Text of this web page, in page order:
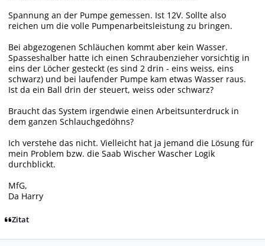
Spannung an der Pumpe gemessen. Ist 12V. Sollte also
reichen um die volle Pumpenarbeitsleistung zu bringen.
Bei abgezogenen Schläuchen kommt aber kein Wasser.
Spasseshalber hatte ich einen Schraubenzieher vorsichtig in
eins der Löcher gesteckt (es sind 2 drin - eins weiss, eins
schwarz) und bei laufender Pumpe kam etwas Wasser raus.
Ist da ein Ball drin der steuert, weiss oder schwarz?
Braucht das System irgendwie einen Arbeitsunterdruck in
dem ganzen Schlauchgedöhns?
Ich verstehe das nicht. Vielleicht hat ja jemand die Lösung für
mein Problem bzw. die Saab Wischer Wascher Logik
durchblickt.
MfG,
Da Harry
Zitat